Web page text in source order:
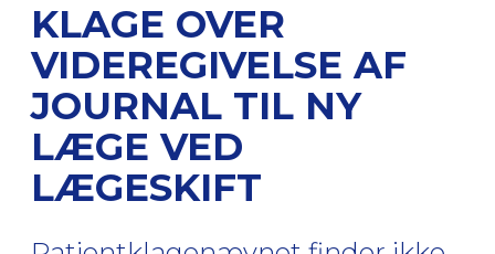
KLAGE OVER
VIDEREGIVELSE AF
JOURNAL TIL NY
LÆGE VED
LÆGESKIFT